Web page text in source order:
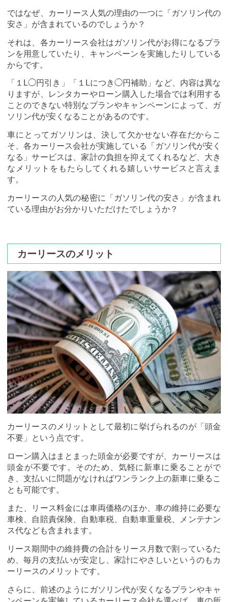
ではなぜ、カーリース人気の理由の一つに「ガソリン代の
安さ」が含まれているのでしょうか？
それは、各カーリース会社はガソリン代がお得になるプラ
ンを用意していたり、キャンペーンを実施したりしている
からです。
「１L◯円引き」「１Lにつき◯円補助」など、内容は異な
りますが、レンタカーやローン購入した場合では利用する
ことのできない特別なプランやキャンペーンによって、ガ
ソリン代が安くなることがあるのです。
車にとってガソリンは、決して欠かせない存在だからこ
そ、各カーリース会社が実施している「ガソリン代が安く
なる」サービスは、家計の負担を抑えてくれるなど、大き
なメリットをもたらしてくれる嬉しいサービスと言えま
す。
カーリースの人気の秘密に「ガソリン代の安さ」が含まれ
ている理由がお分かりいただけたでしょうか？
カーリースのメリット
カーリースのメリットとして最初に挙げられるのが「頭金
不要」という点です。
ローン購入はまとまった頭金が必要ですが、カーリースは
頭金が不要です。そのため、気軽に新車に乗ることがで
き、支払いに問題がなければワンランク上の新車に乗るこ
とも可能です。
また、リース料金には車両価格のほか、車の維持に必要な
車検、自賠責保険、自動車税、自動車重量税、メンテナン
ス代なども含まれます。
リース期間中の維持費の合計をリース月数で割っているた
め、毎月の支払いが安定し、家計にやさしいというのもカ
ーリースのメリットです。
さらに、前述のようにガソリン代が安くなるプランやキャ